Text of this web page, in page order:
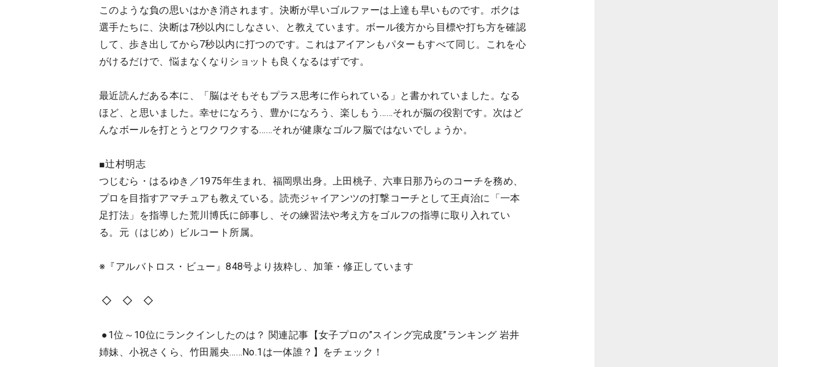
このような負の思いはかき消されます。決断が早いゴルファーは上達も早いものです。ボクは
選手たちに、決断は7秒以内にしなさい、と教えています。ボール後方から目標や打ち方を確認
して、歩き出してから7秒以内に打つのです。これはアイアンもパターもすべて同じ。これを心
がけるだけで、悩まなくなりショットも良くなるはずです。
最近読んだある本に、「脳はそもそもプラス思考に作られている」と書かれていました。なる
ほど、と思いました。幸せになろう、豊かになろう、楽しもう……それが脳の役割です。次はど
んなボールを打とうとワクワクする……それが健康なゴルフ脳ではないでしょうか。
■辻村明志
つじむら・はるゆき／1975年生まれ、福岡県出身。上田桃子、六車日那乃らのコーチを務め、
プロを目指すアマチュアも教えている。読売ジャイアンツの打撃コーチとして王貞治に「一本
足打法」を指導した荒川博氏に師事し、その練習法や考え方をゴルフの指導に取り入れてい
る。元（はじめ）ビルコート所属。
※『アルバトロス・ビュー』848号より抜粋し、加筆・修正しています
◇ ◇ ◇
●1位～10位にランクインしたのは？ 関連記事【女子プロの”スイング完成度”ランキング 岩井
姉妹、小祝さくら、竹田麗央……No.1は一体誰？】をチェック！